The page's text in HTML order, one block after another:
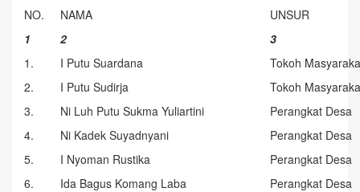
NO.
NAMA
UNSUR
1
2
3
1.
I Putu Suardana
Tokoh
2.
I Putu Sudirja
Tokoh
3.
Ni Luh Putu Sukma Yuliartini
Perangkat Desa
4.
Ni Kadek Suyadnyani
Perangkat Desa
5.
I Nyoman Rustika
Perangkat Desa
6.
Ida Bagus Komang Laba
Perangkat Desa